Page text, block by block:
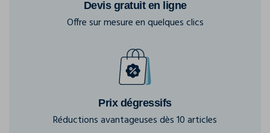
Devis gratuit en ligne
Offre sur mesure en quelques clics
Prix dégressifs
Réductions avantageuses dès 10 articles